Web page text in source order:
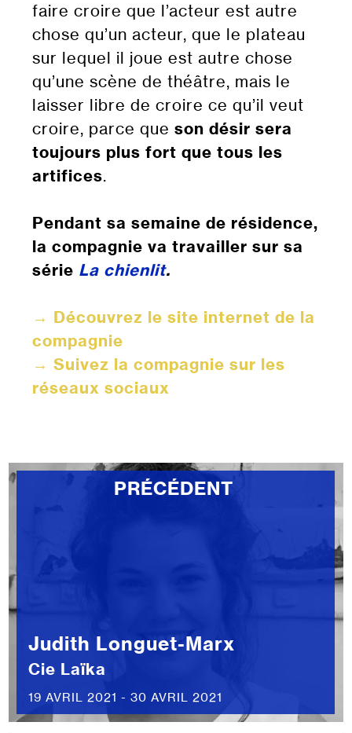
faire croire que l’acteur est autre
chose qu’un acteur, que le plateau
sur lequel il joue est autre chose
qu’une scène de théâtre, mais le
laisser libre de croire ce qu’il veut
croire, parce queson désir sera
toujours plus fort que tous les
artifices.
Pendant sa semaine de résidence,
la compagnie va travailler sur sa
série La chienlit.
→ Découvrez le site internet de la
compagnie
→Suivez la compagnie sur les
réseaux sociaux
PRÉCÉDENT
Judith Longuet-Marx
Cie Laïka
19 AVRIL 2021 - 30 AVRIL 2021